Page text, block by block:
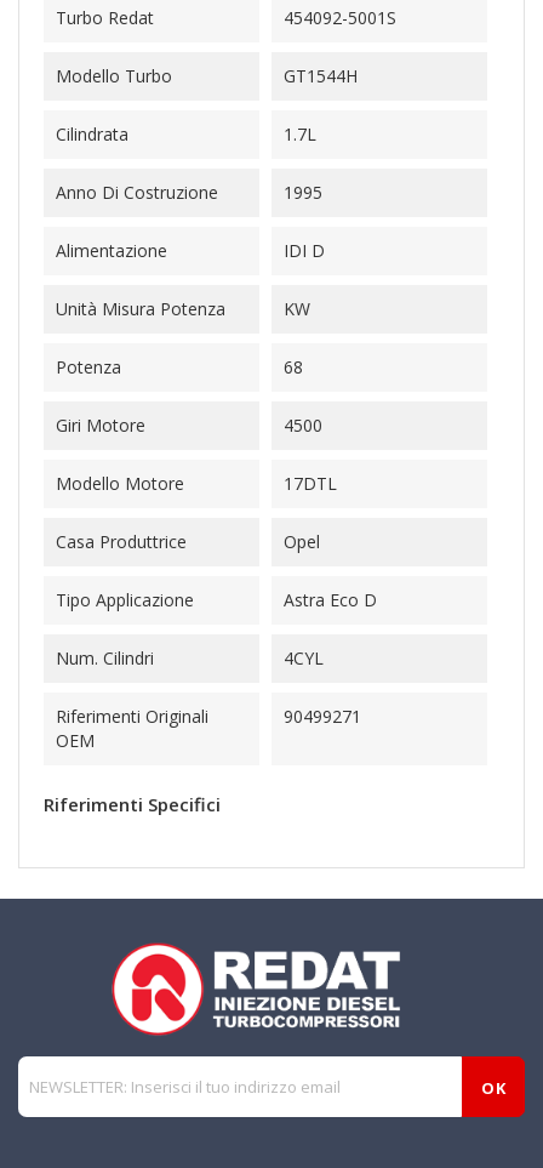
Turbo Redat 454092-5001S
Modello Turbo GT1544H
Cilindrata 1.7L
Anno Di Costruzione 1995
Alimentazione IDI D
Unità Misura Potenza KW
Potenza 68
Giri Motore 4500
Modello Motore 17DTL
Casa Produttrice Opel
Tipo Applicazione Astra Eco D
Num. Cilindri 4CYL
Riferimenti Originali
OEM
90499271
Riferimenti Specifici